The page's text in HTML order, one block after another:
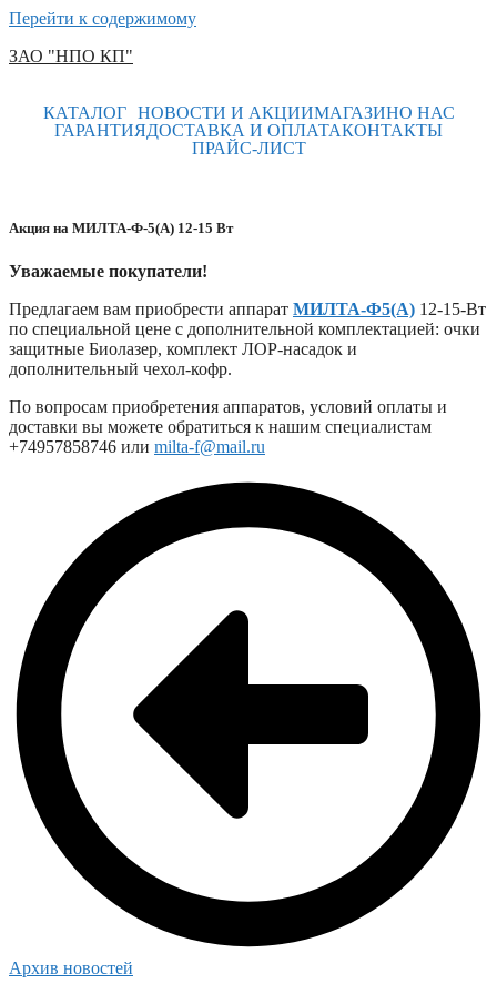
Перейти к содержимому
ЗАО "НПО КП"
КАТАЛОГ НОВОСТИ И АКЦИИМАГАЗИНО НАС
ГАРАНТИЯДОСТАВКА И ОПЛАТАКОНТАКТЫ
ПРАЙС-ЛИСТ
Акция на МИЛТА-Ф-5(А) 12-15 Вт
Уважаемые покупатели!
Предлагаем вам приобрести аппарат МИЛТА-Ф5(А) 12-15-Вт
по специальной цене с дополнительной комплектацией: очки
защитные Биолазер, комплект ЛОР-насадок и
дополнительный чехол-кофр.
По вопросам приобретения аппаратов, условий оплаты и
доставки вы можете обратиться к нашим специалистам
+74957858746 или milta-f@mail.ru
Архив новостей